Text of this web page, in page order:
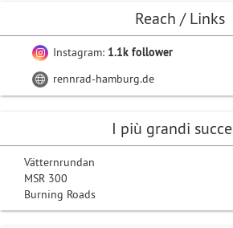
Reach / Links
Instagram: 1.1k follower
rennrad-hamburg.de
I più grandi
Vätternrundan
MSR 300
Burning Roads